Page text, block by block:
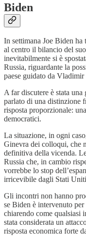
Biden
In settimana Joe Biden ha
al centro il bilancio del suo
inevitabilmente si è
Russia, riguardante la
paese guidato da Vladimir
A far discutere è stata una
parlato di una distinzione
risposta proporzionale:
democratici.
La situazione, in ogni
Ginevra dei colloqui, che
definitiva della vicenda.
Russia che, in cambio
vorrebbe lo stop
irricevibile dagli Stati
Gli incontri non hanno
se Biden è intervenuto
chiarendo come qualsiasi
stata considerata un
risposta economica forte